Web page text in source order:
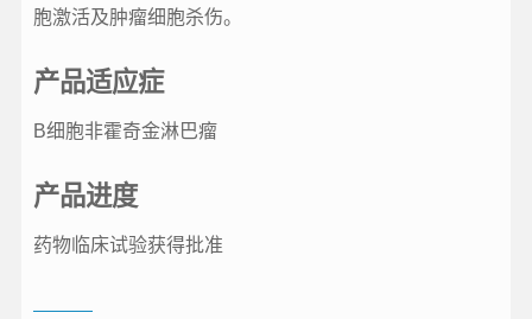
胞激活及肿瘤细胞杀伤。
产品适应症
B细胞非霍奇金淋巴瘤
产品进度
药物临床试验获得批准